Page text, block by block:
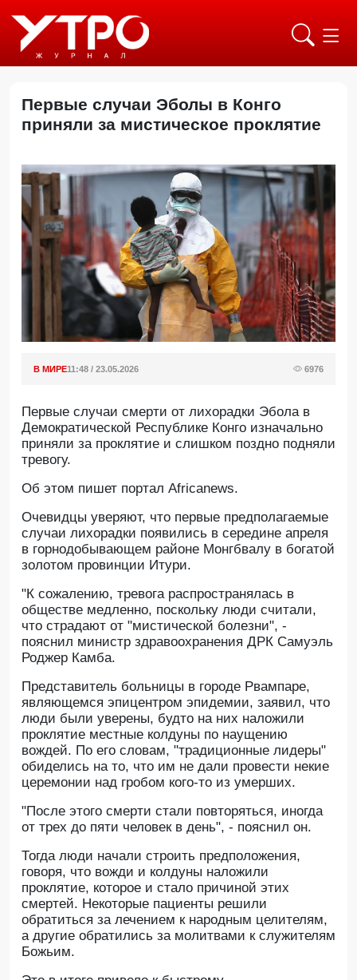
Первые случаи Эболы в Конго
приняли за мистическое проклятие
В МИРЕ11:48 / 23.05.2026 6976
Первые случаи смерти от лихорадки Эбола в
Демократической Республике Конго изначально
приняли за проклятие и слишком поздно подняли
тревогу.
Oб этом пишет портал Africanews.
Очевидцы уверяют, что первые предполагаемые
случаи лихорадки появились в середине апреля
в горнодобывающем районе Монгбвалу в богатой
золотом провинции Итури.
"К сожалению, тревога распространялась в
обществе медленно, поскольку люди считали,
что страдают от "мистической болезни", -
пояснил министр здравоохранения ДРК Самуэль
Роджер Камба.
Представитель больницы в городе Рвампаре,
являющемся эпицентром эпидемии, заявил, что
люди были уверены, будто на них наложили
проклятие местные колдуны по наущению
вождей. По его словам, "традиционные лидеры"
обиделись на то, что им не дали провести некие
церемонии над гробом кого-то из умерших.
"После этого смерти стали повторяться, иногда
от трех до пяти человек в день", - пояснил он.
Тогда люди начали строить предположения,
говоря, что вожди и колдуны наложили
проклятие, которое и стало причиной этих
смертей. Некоторые пациенты решили
обратиться за лечением к народным целителям,
а другие обратились за молитвами к служителям
Божьим.